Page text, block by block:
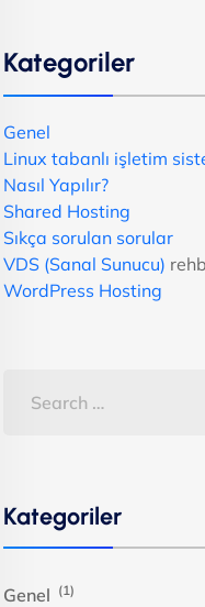
Kategoriler
Genel
Linux tabanlı işletim
Nasıl Yapılır?
Shared Hosting
Sıkça sorulan sorular
VDS (Sanal Sunucu)
WordPress Hosting
Kategoriler
Genel (1)